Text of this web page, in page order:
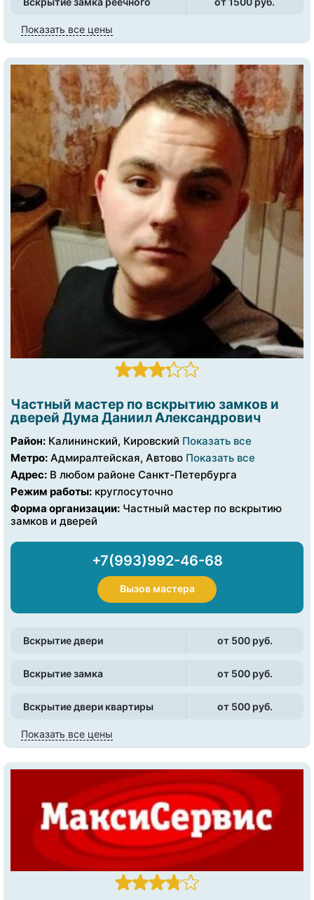
Показать все цены
Частный мастер по вскрытию замков и
дверей Дума Даниил Александрович
Район: Калининский, Кировский Показать все
Метро: Адмиралтейская, Автово Показать все
Адрес: В любом районе Санкт-Петербурга
Режим работы: круглосуточно
Форма организации: Частный мастер по вскрытию
замков и дверей
+7(993)992-46-68
Вызов мастера
Вскрытие двери от 500 pуб.
Вскрытие замка от 500 pуб.
Вскрытие двери квартиры от 500 pуб.
Показать все цены